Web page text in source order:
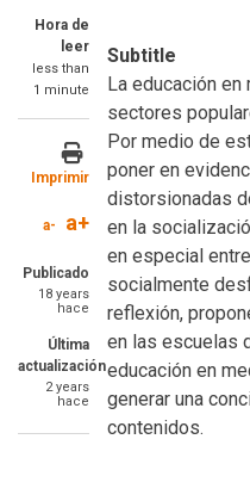
Hora de
leer
less than
1 minute
Imprimir
a- a+
Publicado
18 years
hace
Última
actualización
2 years
hace
Subtitle
La educación
sectores
SummaryText
Por medio de
poner en
distorsionadas
en la
en especial
socialmente
reflexión,
en las escuelas
educación en
generar una
contenidos.